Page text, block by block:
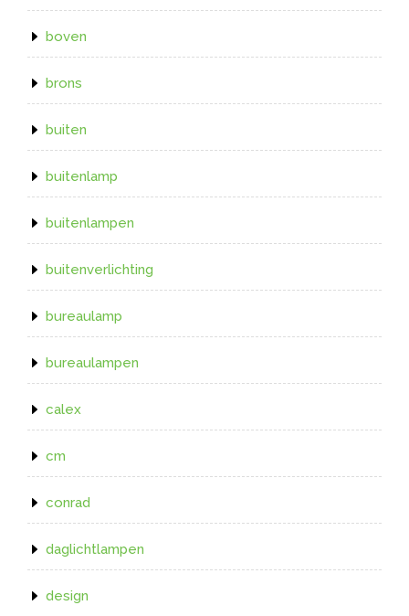
boven
brons
buiten
buitenlamp
buitenlampen
buitenverlichting
bureaulamp
bureaulampen
calex
cm
conrad
daglichtlampen
design